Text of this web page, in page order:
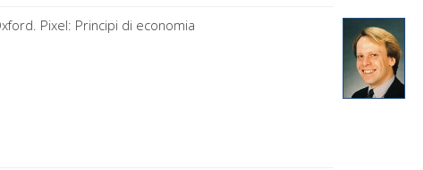
Pixel: Principi di economia